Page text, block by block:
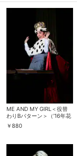
ME AND MY GIRL＜役替
わりBパターン＞（’16年花
組・宝塚）
￥880